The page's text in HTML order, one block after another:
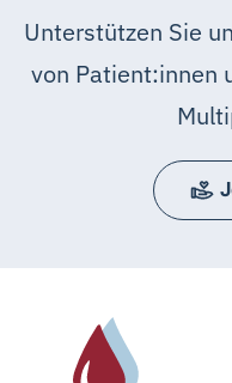
Unterstützen Sie
von Patient:innen